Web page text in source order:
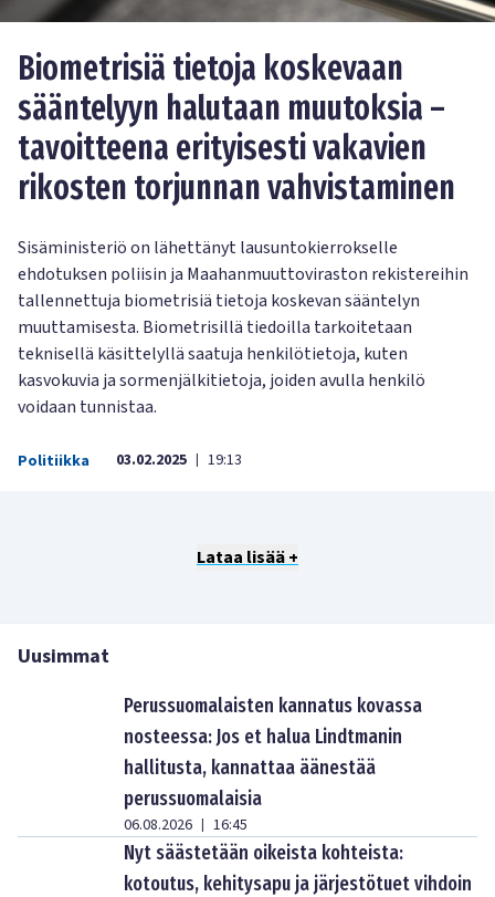
Biometrisiä tietoja koskevaan
sääntelyyn halutaan muutoksia –
tavoitteena erityisesti vakavien
rikosten torjunnan vahvistaminen
Sisäministeriö on lähettänyt lausuntokierrokselle
ehdotuksen poliisin ja Maahanmuuttoviraston rekistereihin
tallennettuja biometrisiä tietoja koskevan sääntelyn
muuttamisesta. Biometrisillä tiedoilla tarkoitetaan
teknisellä käsittelyllä saatuja henkilötietoja, kuten
kasvokuvia ja sormenjälkitietoja, joiden avulla henkilö
voidaan tunnistaa.
Politiikka 03.02.2025 | 19:13
Lataa lisää +
Uusimmat
Perussuomalaisten kannatus kovassa
nosteessa: Jos et halua Lindtmanin
hallitusta, kannattaa äänestää
perussuomalaisia
06.08.2026 | 16:45
Nyt säästetään oikeista kohteista:
kotoutus, kehitysapu ja järjestötuet vihdoin